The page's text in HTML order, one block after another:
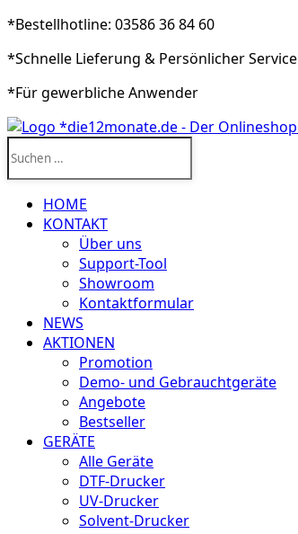
*Bestellhotline: 03586 36 84 60
*Schnelle Lieferung & Persönlicher Service
*Für gewerbliche Anwender
nach:
HOME
KONTAKT
Über uns
Support-Tool
Showroom
Kontaktformular
NEWS
AKTIONEN
Promotion
Demo- und Gebrauchtgeräte
Angebote
Bestseller
GERÄTE
Alle Geräte
DTF-Drucker
UV-Drucker
Solvent-Drucker